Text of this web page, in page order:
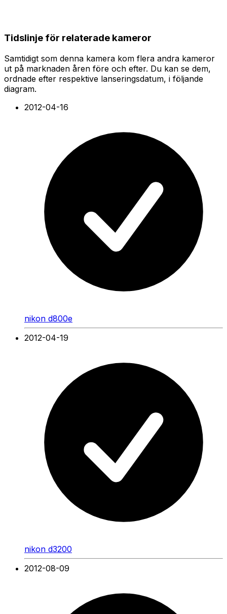
Tidslinje för relaterade kameror
Samtidigt som denna kamera kom flera andra kameror
ut på marknaden åren före och efter. Du kan se dem,
ordnade efter respektive lanseringsdatum, i följande
diagram.
2012-04-16
nikon d800e
2012-04-19
nikon d3200
2012-08-09